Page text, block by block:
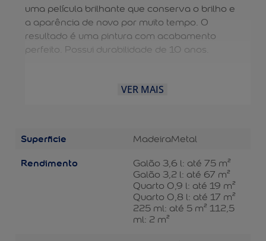
uma película brilhante que conserva o brilho e
a aparência de novo por muito tempo. O
resultado é uma pintura com acabamento
perfeito. Possui durabilidade de 10 anos.
VER MAIS
Superficie MadeiraMetal
Rendimento
Galão 3,6 l: até 75 m²
Galão 3,2 l: até 67 m²
Quarto 0,9 l: até 19 m²
Quarto 0,8 l: até 17 m²
225 ml: até 5 m² 112,5
ml: 2 m²